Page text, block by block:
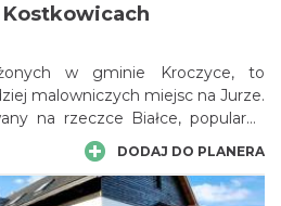
Kostkowicach
w gminie Kroczyce, to
malowniczych miejsc na Jurze.
na rzeczce Białce, popularny
Kostkowice lub Dzibice.
mniejsze akweny. Oprócz
okolice stwarzają okazję do
DODAJ DO PLANERA